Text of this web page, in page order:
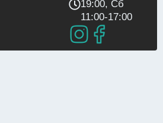
19:00, Сб
11:00-17:00